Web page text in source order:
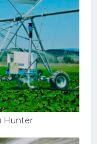
Hunter